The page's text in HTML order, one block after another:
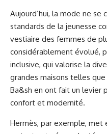
Aujourd’hui, la mode ne se
standards de la jeunesse
vestiaire des femmes de
considérablement évolué,
inclusive, qui valorise la
grandes maisons telles
Ba&sh en ont fait un levier
confort et modernité.
Hermès, par exemple, met